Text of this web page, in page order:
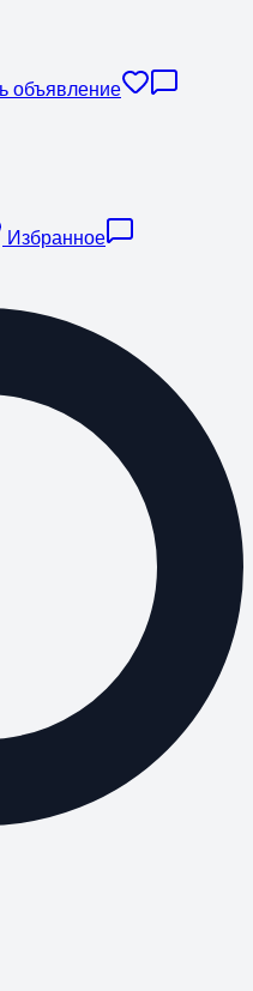
объявление
Избранное